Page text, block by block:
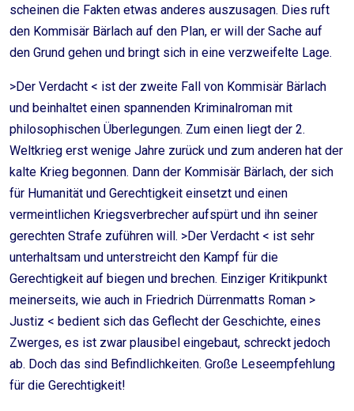
scheinen die Fakten etwas anderes auszusagen. Dies ruft
den Kommisär Bärlach auf den Plan, er will der Sache auf
den Grund gehen und bringt sich in eine verzweifelte Lage.
>Der Verdacht < ist der zweite Fall von Kommisär Bärlach
und beinhaltet einen spannenden Kriminalroman mit
philosophischen Überlegungen. Zum einen liegt der 2.
Weltkrieg erst wenige Jahre zurück und zum anderen hat der
kalte Krieg begonnen. Dann der Kommisär Bärlach, der sich
für Humanität und Gerechtigkeit einsetzt und einen
vermeintlichen Kriegsverbrecher aufspürt und ihn seiner
gerechten Strafe zuführen will. >Der Verdacht < ist sehr
unterhaltsam und unterstreicht den Kampf für die
Gerechtigkeit auf biegen und brechen. Einziger Kritikpunkt
meinerseits, wie auch in Friedrich Dürrenmatts Roman >
Justiz < bedient sich das Geflecht der Geschichte, eines
Zwerges, es ist zwar plausibel eingebaut, schreckt jedoch
ab. Doch das sind Befindlichkeiten. Große Leseempfehlung
für die Gerechtigkeit!